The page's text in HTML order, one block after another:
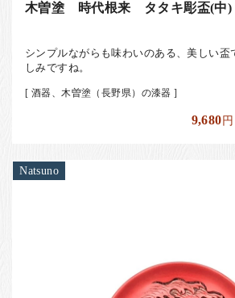
木曽塗 時代根来 タタキ彫盃(中)
シンプルながらも味わいのある、美しい盃
しみですね。
[ 酒器、木曽塗（長野県）の漆器 ]
9,680円
Natsuno